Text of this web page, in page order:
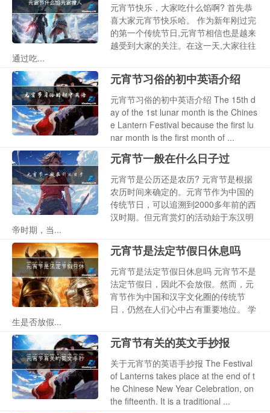
元宵节快乐，大家吃什么馅啊? 首先恭
喜大家元宵节快乐哈。 作为新年刚过完
的第一个传统节日,元宵节相信也是越来
越受到大家的关注。在这一天,大家往往
通过吃...
元宵节习俗的初中英语介绍
元宵节习俗的初中英语介绍 The 15th d
ay of the 1st lunar month is the Chines
e Lantern Festival because the first lu
nar month is the first month of ...
元宵节一般在什么日子过
元宵节是公历还是农历? 元宵节是根据
农历时间来确定的。元宵节作为中国的
传统节日，可以追溯到2000多年前的西
汉时期。但元宵赏灯的活动始于东汉明
帝时期，当...
元宵节是法定节假日休息吗
元宵节是法定节假日休息吗 元宵节不是
法定节假日，因此不会放假。然而，元
宵节作为中国和汉字文化圈的传统节
日，仍然在人们心中占有重要地位。 学
生是否放假...
元宵节有关的英文手抄报
关于元宵节的英语手抄报 The Festival
of Lanterns takes place at the end of t
he Chinese New Year Celebration, on
the fifteenth. It is a traditional ...